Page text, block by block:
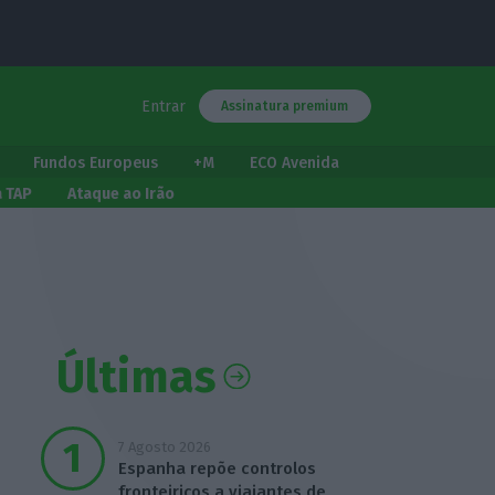
Entrar Assinatura premium
Fundos Europeus +M
ECO Avenida
Ataque ao Irão
Últimas
7 Agosto 2026
Espanha repõe controlos